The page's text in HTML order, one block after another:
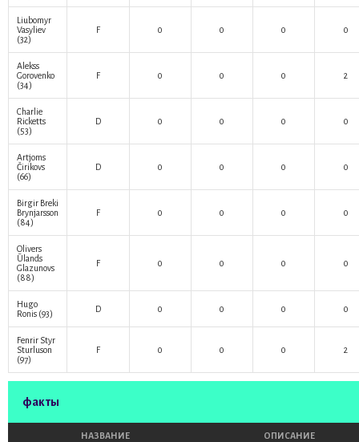
Liubomyr
Vasyliev
(32)
F 0 0 0 0
Alekss
Gorovenko
(34)
F 0 0 0 2
Charlie
Ricketts
(53)
D 0 0 0 0
Artjoms
Čirikovs
(66)
D 0 0 0 0
Birgir Breki
Brynjarsson
(84)
F 0 0 0 0
Olivers
Ūlands
Glazunovs
(88)
F 0 0 0 0
Hugo
Ronis (93) D 0 0 0 0
Fenrir Styr
Sturluson
(97)
F 0 0 0 2
факты
НАЗВАНИЕ ОПИСАНИЕ